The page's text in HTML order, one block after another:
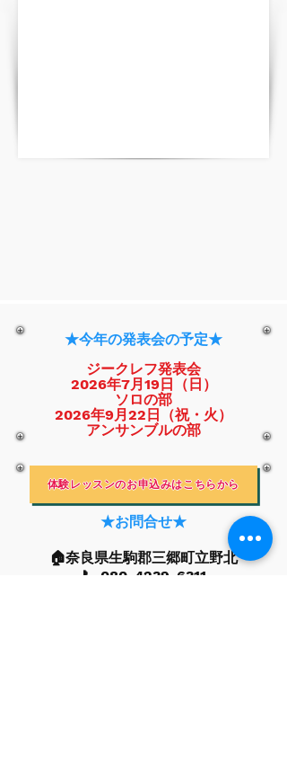
★今年の発表会の予定★
ジークレフ発表会
2026年7月19日（日）
ソロの部
2026年9月22日（祝・火）
​アンサンブルの部
体験レッスンのお申込みはこちらから
★お問合せ★
​🏠奈良県生駒郡三郷町立野北
​📞 080-4239-6311